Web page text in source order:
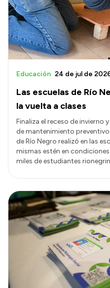
Presupuesto
Boletín Oficial
Compras y licitaciones
Consulta de expedientes
Convocatorias
Intranet
Login
Las escuelas de Río
la vuelta a clases
Educación 24 de jul de
Finaliza el receso de invierno
de mantenimiento
de Río Negro realizó en las
mismas estén en
miles de estudiantes